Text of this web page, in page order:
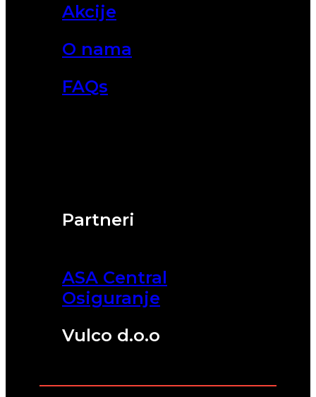
Partneri
ASA Central
Osiguranje
Vulco d.o.o
Akcije
O nama
FAQs